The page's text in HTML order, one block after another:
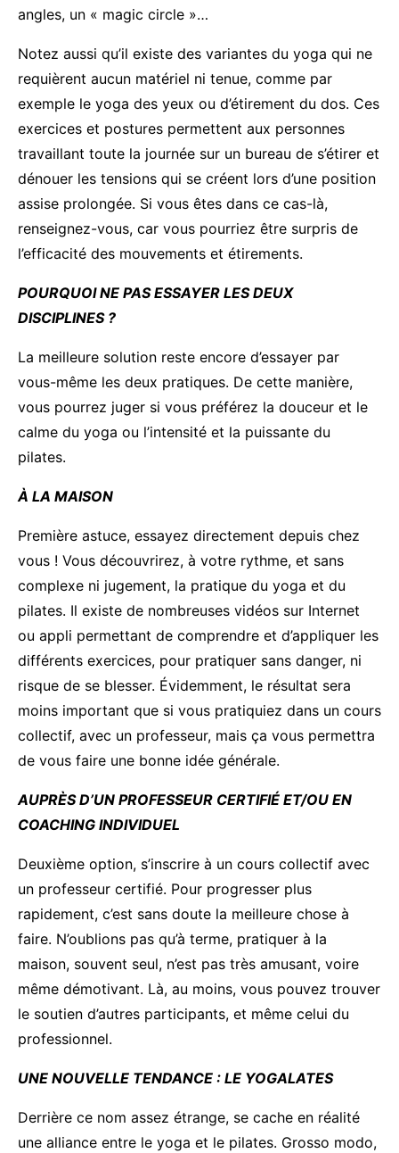
angles, un « magic circle »…
Notez aussi qu’il existe des variantes du yoga qui ne
requièrent aucun matériel ni tenue, comme par
exemple le yoga des yeux ou d’étirement du dos. Ces
exercices et postures permettent aux personnes
travaillant toute la journée sur un bureau de s’étirer et
dénouer les tensions qui se créent lors d’une position
assise prolongée. Si vous êtes dans ce cas-là,
renseignez-vous, car vous pourriez être surpris de
l’efficacité des mouvements et étirements.
POURQUOI NE PAS ESSAYER LES DEUX
DISCIPLINES ?
La meilleure solution reste encore d’essayer par
vous-même les deux pratiques. De cette manière,
vous pourrez juger si vous préférez la douceur et le
calme du yoga ou l’intensité et la puissante du
pilates.
À LA MAISON
Première astuce, essayez directement depuis chez
vous ! Vous découvrirez, à votre rythme, et sans
complexe ni jugement, la pratique du yoga et du
pilates. Il existe de nombreuses vidéos sur Internet
ou appli permettant de comprendre et d’appliquer les
différents exercices, pour pratiquer sans danger, ni
risque de se blesser. Évidemment, le résultat sera
moins important que si vous pratiquiez dans un cours
collectif, avec un professeur, mais ça vous permettra
de vous faire une bonne idée générale.
AUPRÈS D’UN PROFESSEUR CERTIFIÉ ET/OU EN
COACHING INDIVIDUEL
Deuxième option, s’inscrire à un cours collectif avec
un professeur certifié. Pour progresser plus
rapidement, c’est sans doute la meilleure chose à
faire. N’oublions pas qu’à terme, pratiquer à la
maison, souvent seul, n’est pas très amusant, voire
même démotivant. Là, au moins, vous pouvez trouver
le soutien d’autres participants, et même celui du
professionnel.
UNE NOUVELLE TENDANCE : LE YOGALATES
Derrière ce nom assez étrange, se cache en réalité
une alliance entre le yoga et le pilates. Grosso modo,